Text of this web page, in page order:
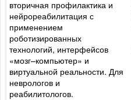
вторичная профилактика и
нейрореабилитация с
применением
роботизированных
технологий, интерфейсов
«мозг–компьютер» и
виртуальной реальности. Для
неврологов и
реабилитологов.